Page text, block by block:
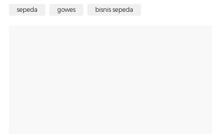
sepeda gowes bisnis sepeda